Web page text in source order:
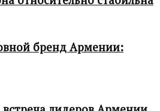
бренд Армении: